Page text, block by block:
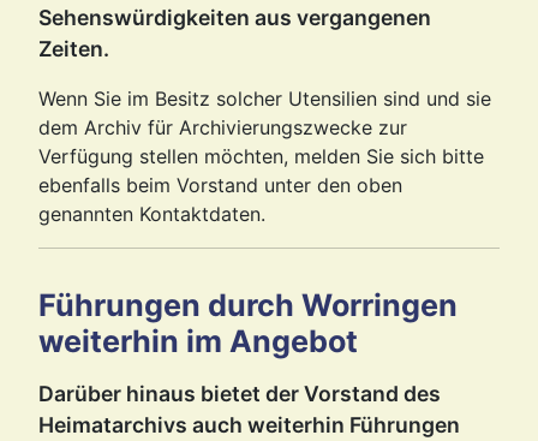
Sehenswürdigkeiten aus vergangenen
Zeiten.
Wenn Sie im Besitz solcher Utensilien sind und sie
dem Archiv für Archivierungszwecke zur
Verfügung stellen möchten, melden Sie sich bitte
ebenfalls beim Vorstand unter den oben
genannten Kontaktdaten.
Führungen durch Worringen
weiterhin im Angebot
Darüber hinaus bietet der Vorstand des
Heimatarchivs auch weiterhin Führungen